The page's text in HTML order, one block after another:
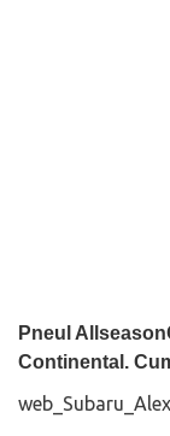
Pneul
Continental.